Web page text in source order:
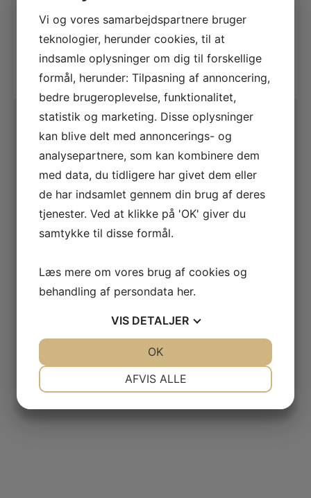
Tilføj til kurv
Vi og vores samarbejdspartnere bruger
teknologier, herunder cookies, til at
indsamle oplysninger om dig til forskellige
formål, herunder: Tilpasning af annoncering,
bedre brugeroplevelse, funktionalitet,
statistik og marketing. Disse oplysninger
kan blive delt med annoncerings- og
analysepartnere, som kan kombinere dem
med data, du tidligere har givet dem eller
de har indsamlet gennem din brug af deres
tjenester. Ved at klikke på 'OK' giver du
samtykke til disse formål.
Læs mere om vores brug af cookies og
behandling af persondata her.
VIS DETALJER
AFVIS ALLE
OK